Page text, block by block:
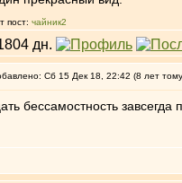
пост: чайник2
Сб 15 Дек 18, 22:42 (8 лет
бессамостность